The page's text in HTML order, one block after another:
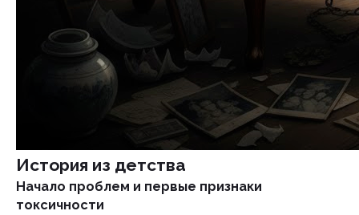
История из детства
Начало проблем и первые признаки
токсичности